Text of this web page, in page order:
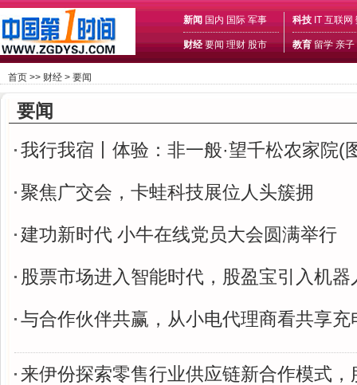
新闻 国内 国际 军事
财经 要闻 理财 股市
科技 IT 互联网
教育 留学 亲子
首页 >> 财经 > 要闻
要闻
我行我宿丨体验：非一般·望千松农家院(
聚焦广交会，卡蛙科技展位人头簇拥
建功新时代 小牛在线党员大会圆满举行
股票市场进入智能时代，股盈宝引入机器
与合作伙伴共赢，从小电代理商看共享充
来伊份探索零售行业供应链新合作模式，